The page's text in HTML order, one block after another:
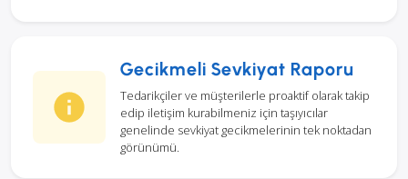
Gecikmeli Sevkiyat Raporu
Tedarikçiler ve müşterilerle proaktif olarak takip
edip iletişim kurabilmeniz için taşıyıcılar
genelinde sevkiyat gecikmelerinin tek noktadan
görünümü.